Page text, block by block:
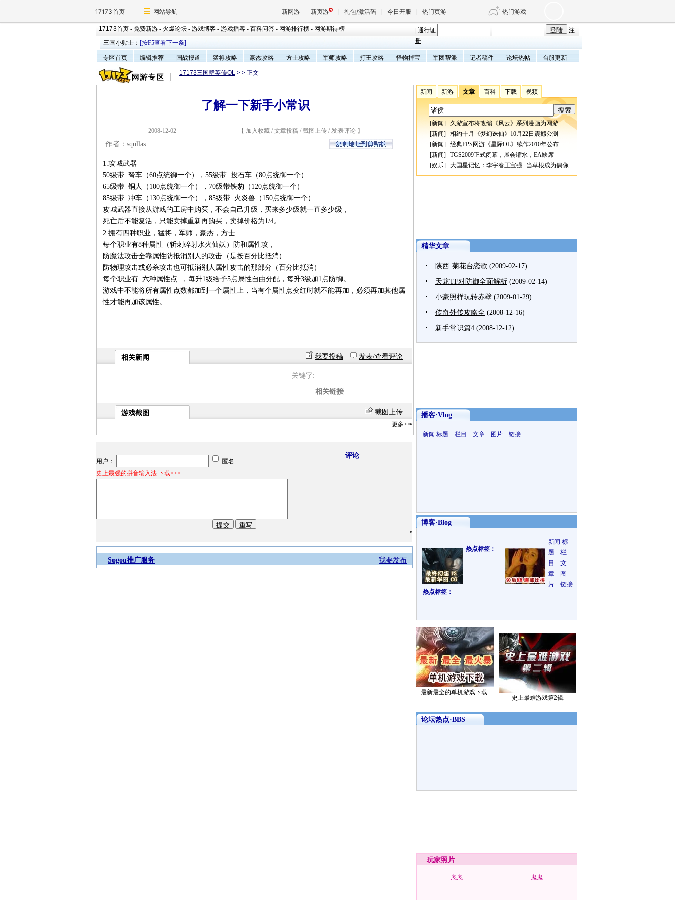
17173首页 网站导航 新网游 新页游 礼包/激活码 今日开服 热门页游 热门游戏
魔兽 DNF 传奇4
天堂 剑网3旗舰版 新天龙八部
王权与自由 诛仙世界 仙剑世界
17173首页 - 免费新游 - 火爆论坛 - 游戏博客 - 游戏播客 - 百科问答 - 网游排行榜 - 网游期待榜 通行证
注
册
三国小贴士： [按F5查看下一条]
专区首页 编辑推荐 国战报道 猛将攻略 豪杰攻略 方士攻略 军师攻略 打王攻略 怪物掉宝 军团帮派 记者稿件 论坛热帖 台服更新
17173三国群英传OL > > 正文
了解一下新手小常识
2008-12-02 【 加入收藏 / 文章投稿 / 截图上传 / 发表评论 】
作者：squllas
1.攻城武器
50级带 弩车（60点统御一个），55级带 投石车（80点统御一个）
65级带 铜人（100点统御一个），70级带铁豹（120点统御一个）
85级带 冲车（130点统御一个），85级带 火炎兽（150点统御一个）
攻城武器直接从游戏的工房中购买，不会自己升级，买来多少级就一直多少级，
死亡后不能复活，只能卖掉重新再购买，卖掉价格为1/4。
2.拥有四种职业，猛将，军师，豪杰，方士
每个职业有8种属性（斩刺碎射水火仙妖）防和属性攻，
防魔法攻击全靠属性防抵消别人的攻击（是按百分比抵消）
防物理攻击或必杀攻击也可抵消别人属性攻击的那部分（百分比抵消）
每个职业有 六种属性点 ，每升1级给予5点属性自由分配，每升3级加1点防御。
游戏中不能将所有属性点数都加到一个属性上，当有个属性点变红时就不能再加，必须再加其他属
性才能再加该属性。
相关新闻 我要投稿 发表/查看评论
关键字:
相关链接
游戏截图 截图上传
更多>>
用户：
匿名
史上最强的拼音输入法 下载>>>
评论
我要发布
Sogou推广服务
新闻 新游 文章 百科 下载 视频
[新闻] 久游宣布将改编《风云》系列漫画为网游
[新闻] 相约十月《梦幻诛仙》10月22日震撼公测
[新闻] 经典FPS网游《星际OL》续作2010年公布
[新闻] TGS2009正式闭幕，展会缩水，EA缺席
[娱乐] 大国星记忆：李宇春王宝强 当草根成为偶像
精华文章
陕西·菊花台恋歌 (2009-02-17)
天龙TF对防御全面解析 (2009-02-14)
小豪照样玩转赤壁 (2009-01-29)
传奇外传攻略全 (2008-12-16)
新手常识篇4 (2008-12-12)
播客·Vlog
热点标签：
新闻 标题 栏目 文章 图片 链接
博客·Blog
热点标签：
新闻 标
题 栏
目 文
章 图
片 链接
最新最全的单机游戏下载
史上最难游戏第2辑
论坛热点·BBS
玩家照片
忽忽 鬼鬼